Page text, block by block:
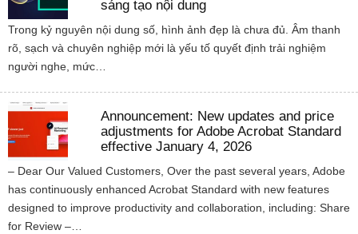
sáng tạo nội dung
Trong kỷ nguyên nội dung số, hình ảnh đẹp là chưa đủ. Âm thanh
rõ, sạch và chuyên nghiệp mới là yếu tố quyết định trải nghiệm
người nghe, mức…
Announcement: New updates and price
adjustments for Adobe Acrobat Standard
effective January 4, 2026
– Dear Our Valued Customers, Over the past several years, Adobe
has continuously enhanced Acrobat Standard with new features
designed to improve productivity and collaboration, including: Share
for Review –…